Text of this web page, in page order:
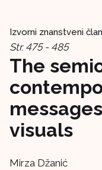
Izvorni znanstveni
Str. 475 - 485
The
visuals
Mirza Džanić